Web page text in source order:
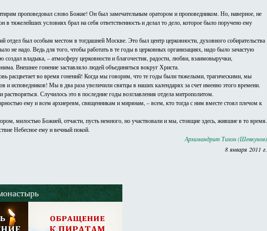
проповедовал слово Божие! Он был замечательным оратором и проповедником. Но, наверное, не
тяжелейших условиях брал на себя ответственность и делал то дело, которое было поручено ему
отдел был особым местом в тогдашней Москве. Это был центр церковности, духовного собирательства
надо. Ведь для того, чтобы работать в те годы в церковных организациях, надо было зачастую
владыка, – атмосферу церковности и благочестия, радости, любви, взаимовыручки,
Внешнее гонение заставляло людей объединяться вокруг Христа.
расцветает во время гонений! Когда мы говорим, что те годы были тяжелыми, трагическими, мы
исповедников! Мы в два раза увеличили святцы в наших календарях за счет именно этого времени.
Случилось это в последние годы возглавления отдела митрополитом.
ему и всем архиереям, священникам и мирянам, – всем, кто тогда с ним вместе стоял плечом к
милостью Божией, отчасти, пусть немного, но участвовали и мы, стоящие здесь, жившие в то время.
Небесное ему и вечный покой.
Архимандрит Тихон (Шевкунов)
8 января 2011 г.